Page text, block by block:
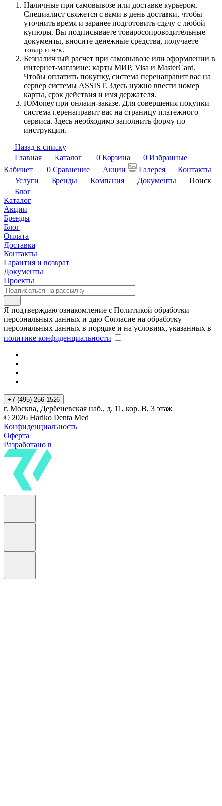
Наличные при самовывозе или доставке курьером.
Специалист свяжется с вами в день доставки, чтобы
уточнить время и заранее подготовить сдачу с любой
купюры. Вы подписываете товаросопроводительные
документы, вносите денежные средства, получаете
товар и чек.
Безналичный расчет при самовывозе или оформлении в
интернет-магазине: карты МИР, Visa и MasterCard.
Чтобы оплатить покупку, система перенаправит вас на
сервер системы ASSIST. Здесь нужно ввести номер
карты, срок действия и имя держателя.
ЮMoney при онлайн-заказе. Для совершения покупки
система перенаправит вас на страницу платежного
сервиса. Здесь необходимо заполнить форму по
инструкции.
Назад к списку
Главная
Каталог 0 Корзина 0 Избранные
Кабинет
0 Сравнение Акции Галерея
Контакты
Услуги
Бренды Компания Документы
Поиск
Блог
Каталог
Акции
Бренды
Блог
Оплата
Доставка
Контакты
Гарантия и возврат
Документы
Проекты
Я подтверждаю ознакомление с Политикой обработки
персональных данных и даю Согласие на обработку
персональных данных в порядке и на условиях, указанных в
политике конфиденциальности
+7 (495) 256-1526
г. Москва, Дербеневская наб., д. 11, кор. В, 3 этаж
© 2026 Hariko Denta Med
Конфиденциальность
Оферта
Разработано в